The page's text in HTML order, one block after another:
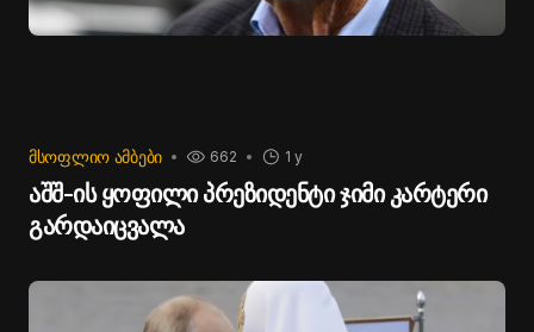
ᲛᲡᲝᲤᲚᲘᲝ ᲐᲛᲑᲔᲑᲘ 1 y
662
აშშ-ის ყოფილი პრეზიდენტი ჯიმი კარტერი
გარდაიცვალა